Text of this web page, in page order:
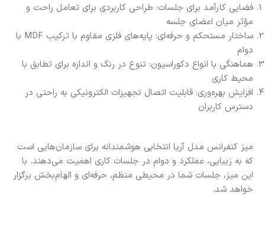
فضایی کارآمد برای جلسات: طراحی کاربردی برای تعامل راحت و
مؤثر میان اعضای جلسه
ساختار مستحکم و حرفه‌ای: پایه‌های فلزی مقاوم با ترکیب MDF با
دوام
هماهنگی با انواع دکوراسیون: تنوع در رنگ و اندازه برای تطابق با
محیط کاری
افزایش بهره‌وری: قابلیت اتصال تجهیزات الکترونیکی به راحتی در
دسترس کاربران
میز کنفرانس مدل آریا انتخابی هوشمندانه برای سازمان‌هایی است
که به زیبایی، عملکرد و دوام در جلسات کاری اهمیت می‌دهند. با
این میز، جلسات شما در محیطی منظم، حرفه‌ای و الهام‌بخش برگزار
خواهد شد.